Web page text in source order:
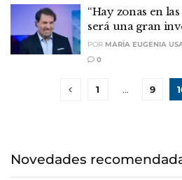
“Hay zonas en
será una gran
POR MARÍA EUGENIA
0
1 … 9
Novedades